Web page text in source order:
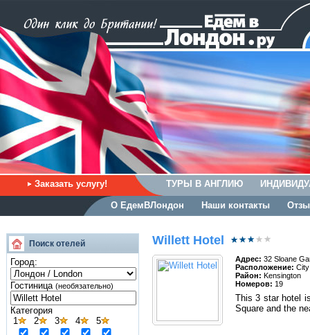
Заказать услугу! ТУРЫ В АНГЛИЮ
О ЕдемВЛондон Наши контакты
Поиск отелей
Город:
Гостиница (необязательно)
Категория
1
2 3 4 5
Willett Hotel
Адрес: 32 Sloane
Расположение:
Район: Kensington
Номеров: 19
This 3 star hotel
Square and the